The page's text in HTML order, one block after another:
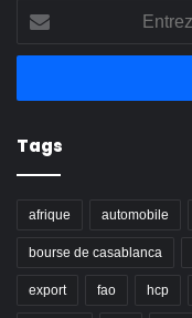
votre
adresse
Tags
afrique automobile
bourse de casablanca
export fao hcp